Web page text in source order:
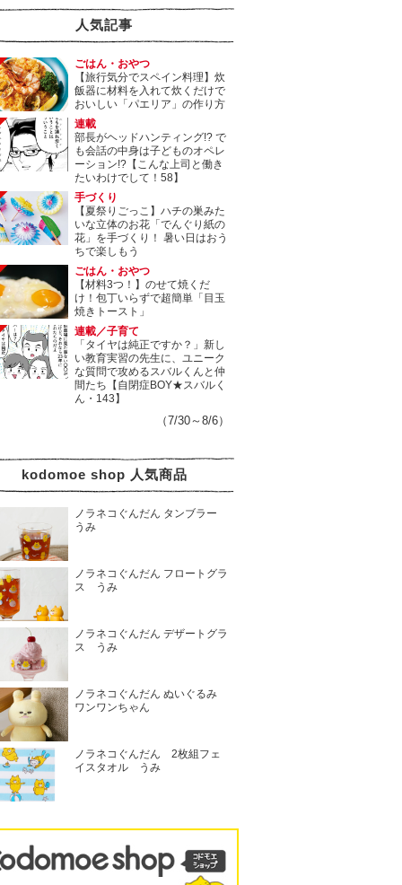
人気記事
ごはん・おやつ
【旅行気分でスペイン料理】炊
飯器に材料を入れて炊くだけで
おいしい「パエリア」の作り方
連載
部長がヘッドハンティング!? で
も会話の中身は子どものオペレ
ーション!?【こんな上司と働き
たいわけでして！58】
手づくり
【夏祭りごっこ】ハチの巣みた
いな立体のお花「でんぐり紙の
花」を手づくり！ 暑い日はおう
ちで楽しもう
ごはん・おやつ
【材料3つ！】のせて焼くだ
け！包丁いらずで超簡単「目玉
焼きトースト」
連載／子育て
「タイヤは純正ですか？」新し
い教育実習の先生に、ユニーク
な質問で攻めるスバルくんと仲
間たち【自閉症BOY★スバルく
ん・143】
（7/30～8/6）
kodomoe shop 人気商品
ノラネコぐんだん タンブラー
うみ
ノラネコぐんだん フロートグラ
ス うみ
ノラネコぐんだん デザートグラ
ス うみ
ノラネコぐんだん ぬいぐるみ
ワンワンちゃん
ノラネコぐんだん 2枚組フェ
イスタオル うみ